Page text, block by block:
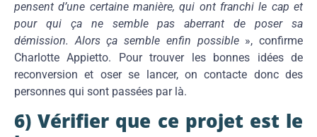
pensent d’une certaine manière, qui ont franchi le cap et
pour qui ça ne semble pas aberrant de poser sa
démission. Alors ça semble enfin possible», confirme
Charlotte Appietto. Pour trouver les bonnes idées de
reconversion et oser se lancer, on contacte donc des
personnes qui sont passées par là.
6) Vérifier que ce projet est le